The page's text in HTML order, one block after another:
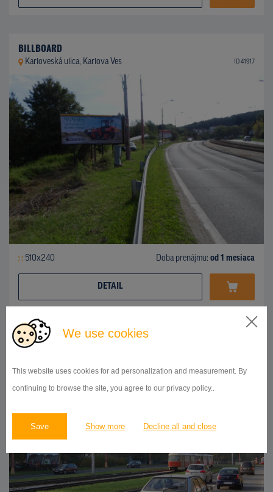
We use cookies
This website uses cookies for ad personalization and measurement. By
continuing to browse the site, you agree to our privacy policy..
Save Show more Decline all and close
BILLBOARD
Karloveská ulica, Karlova Ves ID 41917
510x240 Doba prenájmu: od 1 mesiaca
DETAIL
BILLBOARD